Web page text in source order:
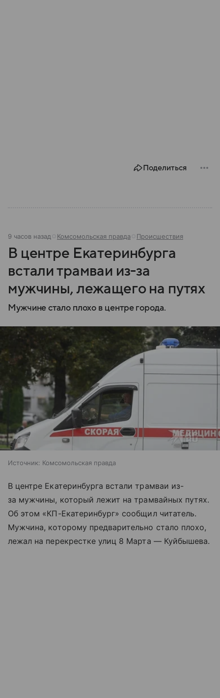
Поделиться
9 часов назад Комсомольская правда Происшествия
В центре Екатеринбурга
встали трамваи из-за
мужчины, лежащего на путях
Мужчине стало плохо в центре города.
Источник: Комсомольская правда
В центре Екатеринбурга встали трамваи из-
за мужчины, который лежит на трамвайных путях.
Об этом «КП-Екатеринбург» сообщил читатель.
Мужчина, которому предварительно стало плохо,
лежал на перекрестке улиц 8 Марта — Куйбышева.